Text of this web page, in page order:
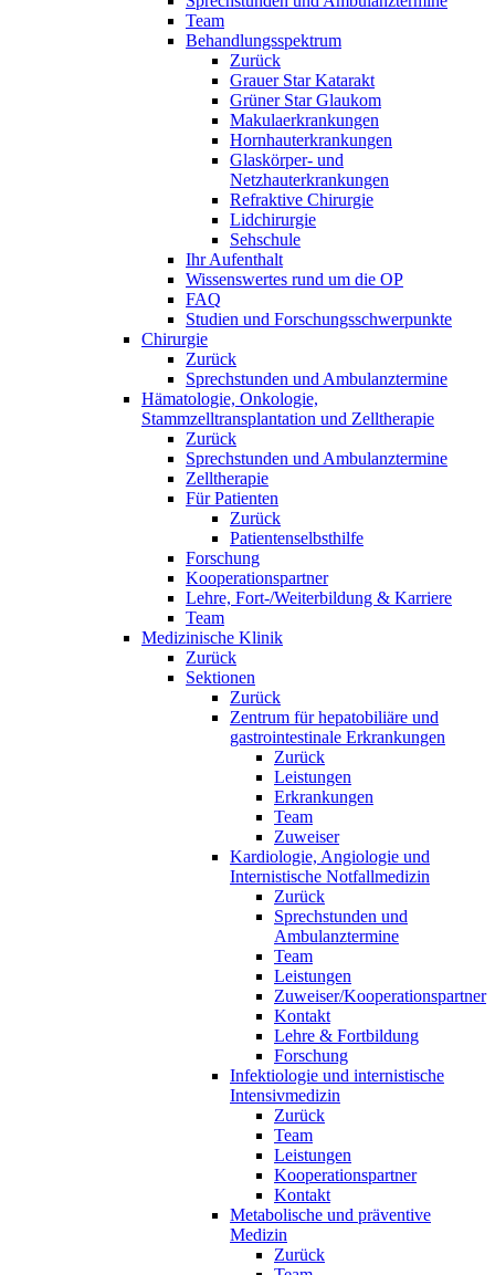
Team
Behandlungsspektrum
Zurück
Grauer Star Katarakt
Grüner Star Glaukom
Makulaerkrankungen
Hornhauterkrankungen
Glaskörper- und
Netzhauterkrankungen
Refraktive Chirurgie
Lidchirurgie
Sehschule
Ihr Aufenthalt
Wissenswertes rund um die OP
FAQ
Studien und Forschungsschwerpunkte
Chirurgie
Zurück
Sprechstunden und Ambulanztermine
Hämatologie, Onkologie,
Stammzelltransplantation und Zelltherapie
Zurück
Sprechstunden und Ambulanztermine
Zelltherapie
Für Patienten
Zurück
Patientenselbsthilfe
Forschung
Kooperationspartner
Lehre, Fort-/Weiterbildung & Karriere
Team
Medizinische Klinik
Zurück
Sektionen
Zurück
Zentrum für hepatobiliäre und
gastrointestinale Erkrankungen
Zurück
Leistungen
Erkrankungen
Team
Zuweiser
Kardiologie, Angiologie und
Internistische Notfallmedizin
Zurück
Sprechstunden und
Ambulanztermine
Team
Leistungen
Zuweiser/Kooperationspartner
Kontakt
Lehre & Fortbildung
Forschung
Infektiologie und internistische
Intensivmedizin
Zurück
Team
Leistungen
Kooperationspartner
Kontakt
Metabolische und präventive
Medizin
Zurück